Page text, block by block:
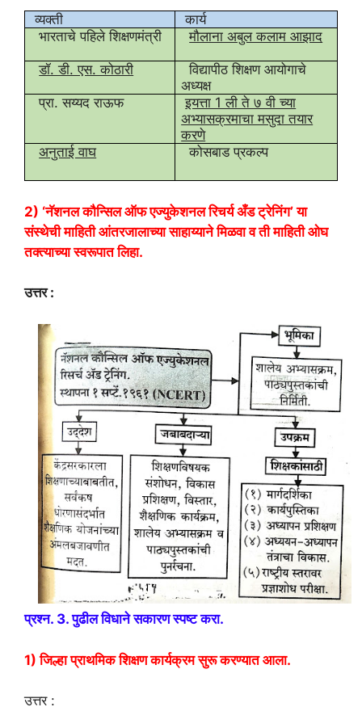
व्यक्ती
कार्य
भारताचे पहिले शिक्षणमंत्री
मौलाना अबुल कलाम आझाद
डॉ. डी. एस. कोठारी
विद्यापीठ शिक्षण आयोगाचे
अध्यक्ष
प्रा. सय्यद राऊफ
इयत्ता 1 ली ते ७ वी च्या
अभ्यासक्रमाचा मसुदा तयार
करणे
अनुताई वाघ
कोसबाड प्रकल्प
2) ‘नॅशनल कौन्सिल ऑफ एज्युकेशनल रिचर्य अँड ट्रेनिंग’ या
संस्थेची माहिती आंतरजालाच्या साहाय्याने मिळवा व ती माहिती ओघ
तक्त्याच्या स्वरूपात लिहा.
उत्तर :
प्रश्न. 3. पुढील विधाने सकारण स्पष्ट करा.
1) जिल्हा प्राथमिक शिक्षण कार्यक्रम सुरू करण्यात आला.
उत्तर :